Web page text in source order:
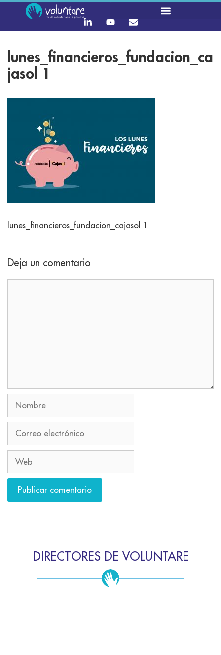
lunes_financieros_fundacion_ca
jasol 1
lunes_financieros_fundacion_cajasol 1
Deja un comentario
DIRECTORES DE VOLUNTARE